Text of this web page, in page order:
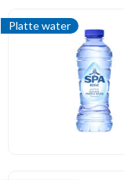
Platte water